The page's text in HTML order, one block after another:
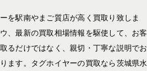
を駅南やまご質店が高く買取り致しま
、最新の買取相場情報を駆使して、お客
るだけではなく、親切・丁寧な説明でお
ます。タグホイヤーの買取なら茨城県水